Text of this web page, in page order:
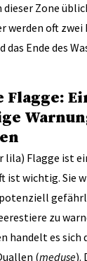
dieser Zone
werden oft
das Ende des
Flagge:
lila) Flagge ist
ist wichtig. Sie
zu
handelt es sich
(meduse).